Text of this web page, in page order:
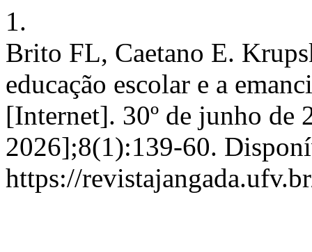
1.
Brito FL, Caetano E.
educação escolar e a
[Internet]. 30º de junho de
2026];8(1):139-60.
https://